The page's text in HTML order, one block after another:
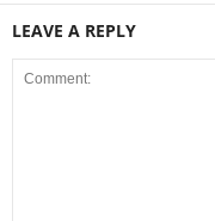
LEAVE A REPLY